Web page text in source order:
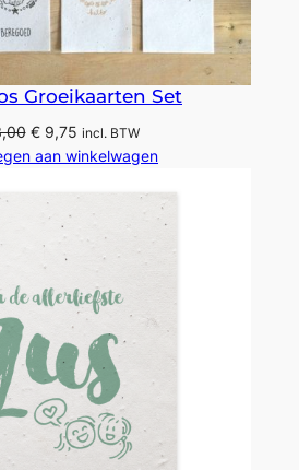
Groeikaarten Set
Oorspronkelijke
prijs
€ 13,00.
€9,75Huidige
prijs
€ 9,75.
incl. BTW
aan winkelwagen